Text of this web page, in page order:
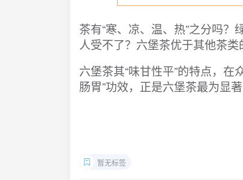
茶有“寒、凉、温、热”之分吗
人受不了？六堡茶优于其他茶类
六堡茶其“味甘性平”的特点，
肠胃”功效，正是六堡茶最为显
暂无标签